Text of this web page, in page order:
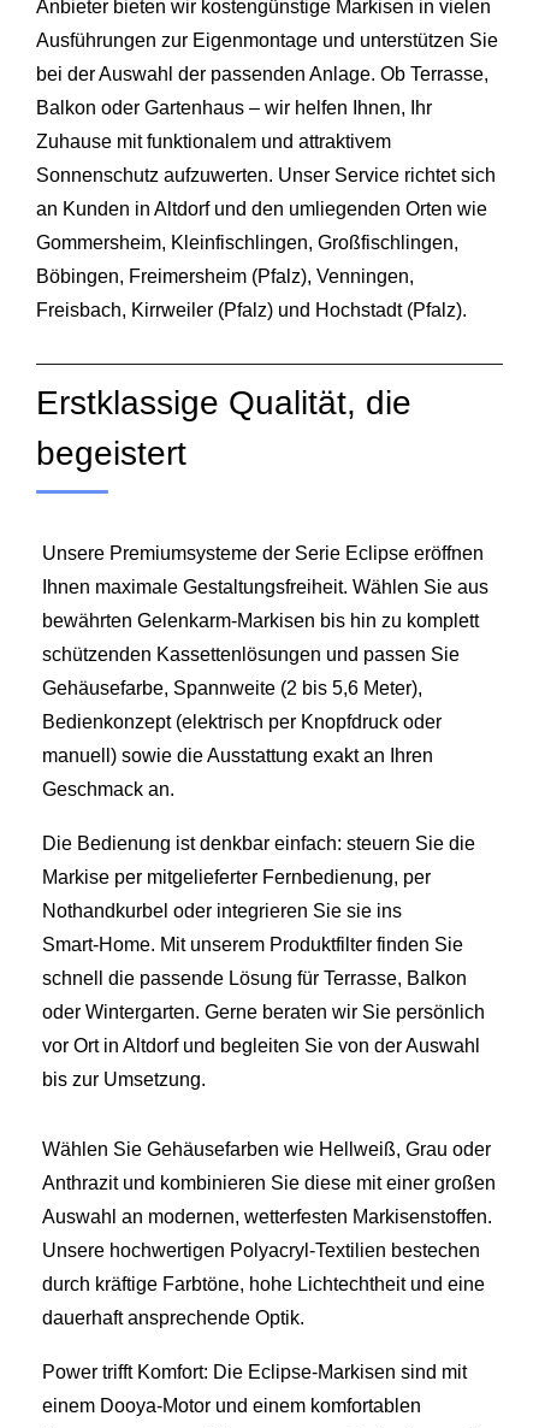
Anbieter bieten wir kostengünstige Markisen in vielen
Ausführungen zur Eigenmontage und unterstützen Sie
bei der Auswahl der passenden Anlage. Ob Terrasse,
Balkon oder Gartenhaus – wir helfen Ihnen, Ihr
Zuhause mit funktionalem und attraktivem
Sonnenschutz aufzuwerten. Unser Service richtet sich
an Kunden in Altdorf und den umliegenden Orten wie
Gommersheim, Kleinfischlingen, Großfischlingen,
Böbingen, Freimersheim (Pfalz), Venningen,
Freisbach, Kirrweiler (Pfalz) und Hochstadt (Pfalz).
Erstklassige Qualität, die
begeistert
Unsere Premiumsysteme der Serie Eclipse eröffnen
Ihnen maximale Gestaltungsfreiheit. Wählen Sie aus
bewährten Gelenkarm‑Markisen bis hin zu komplett
schützenden Kassettenlösungen und passen Sie
Gehäusefarbe, Spannweite (2 bis 5,6 Meter),
Bedienkonzept (elektrisch per Knopfdruck oder
manuell) sowie die Ausstattung exakt an Ihren
Geschmack an.
Die Bedienung ist denkbar einfach: steuern Sie die
Markise per mitgelieferter Fernbedienung, per
Nothandkurbel oder integrieren Sie sie ins
Smart‑Home. Mit unserem Produktfilter finden Sie
schnell die passende Lösung für Terrasse, Balkon
oder Wintergarten. Gerne beraten wir Sie persönlich
vor Ort in Altdorf und begleiten Sie von der Auswahl
bis zur Umsetzung.
Wählen Sie Gehäusefarben wie Hellweiß, Grau oder
Anthrazit und kombinieren Sie diese mit einer großen
Auswahl an modernen, wetterfesten Markisenstoffen.
Unsere hochwertigen Polyacryl‑Textilien bestechen
durch kräftige Farbtöne, hohe Lichtechtheit und eine
dauerhaft ansprechende Optik.
Power trifft Komfort: Die Eclipse‑Markisen sind mit
einem Dooya‑Motor und einem komfortablen